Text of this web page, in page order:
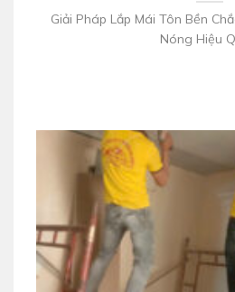
Giải Pháp Lắp Mái Tôn Bền
Nóng Hiệu